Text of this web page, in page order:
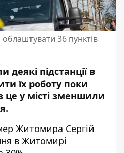
36 пунктів
деякі підстанції в
їх роботу поки
у місті зменшили
Житомира Сергій
в Житомирі